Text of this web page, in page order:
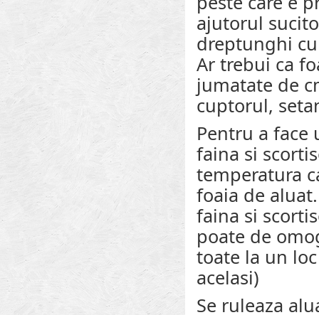
ajutorul
dreptunghi
Ar trebui ca
jumatate de
cuptorul,
Pentru a face
faina si
temperatura
foaia de
faina si
poate de
toate la un
acelasi)
Se ruleaza